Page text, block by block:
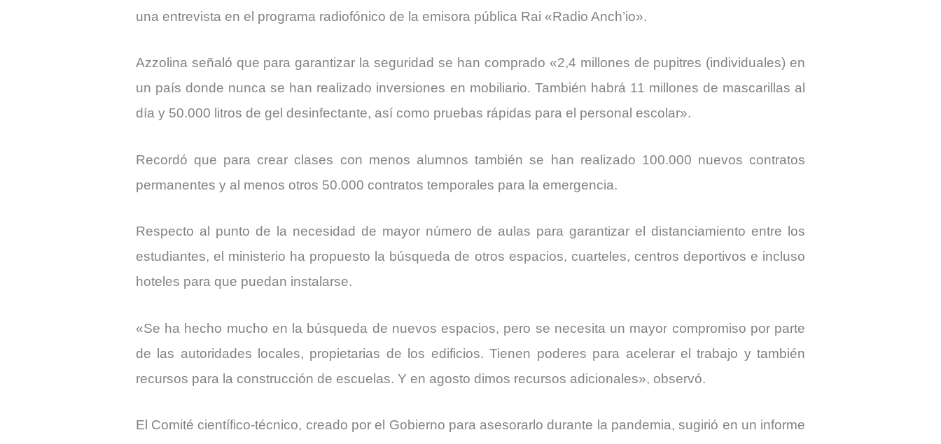
una entrevista en el programa radiofónico de la emisora pública Rai «Radio Anch’io».
Azzolina señaló que para garantizar la seguridad se han comprado «2,4 millones de pupitres (individuales) en
un país donde nunca se han realizado inversiones en mobiliario. También habrá 11 millones de mascarillas al
día y 50.000 litros de gel desinfectante, así como pruebas rápidas para el personal escolar».
Recordó que para crear clases con menos alumnos también se han realizado 100.000 nuevos contratos
permanentes y al menos otros 50.000 contratos temporales para la emergencia.
Respecto al punto de la necesidad de mayor número de aulas para garantizar el distanciamiento entre los
estudiantes, el ministerio ha propuesto la búsqueda de otros espacios, cuarteles, centros deportivos e incluso
hoteles para que puedan instalarse.
«Se ha hecho mucho en la búsqueda de nuevos espacios, pero se necesita un mayor compromiso por parte
de las autoridades locales, propietarias de los edificios. Tienen poderes para acelerar el trabajo y también
recursos para la construcción de escuelas. Y en agosto dimos recursos adicionales», observó.
El Comité científico-técnico, creado por el Gobierno para asesorarlo durante la pandemia, sugirió en un informe